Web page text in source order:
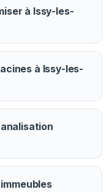
à Issy-les-
à Issy-les-